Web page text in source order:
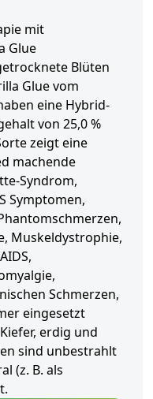
mit
Glue
Blüten
Glue vom
eine Hybrid-
von 25,0 %
zeigt eine
machende
Syndrom,
Symptomen,
Muskeldystrophie,
Schmerzen,
eingesetzt
erdig und
sind unbestrahlt
(z. B. als